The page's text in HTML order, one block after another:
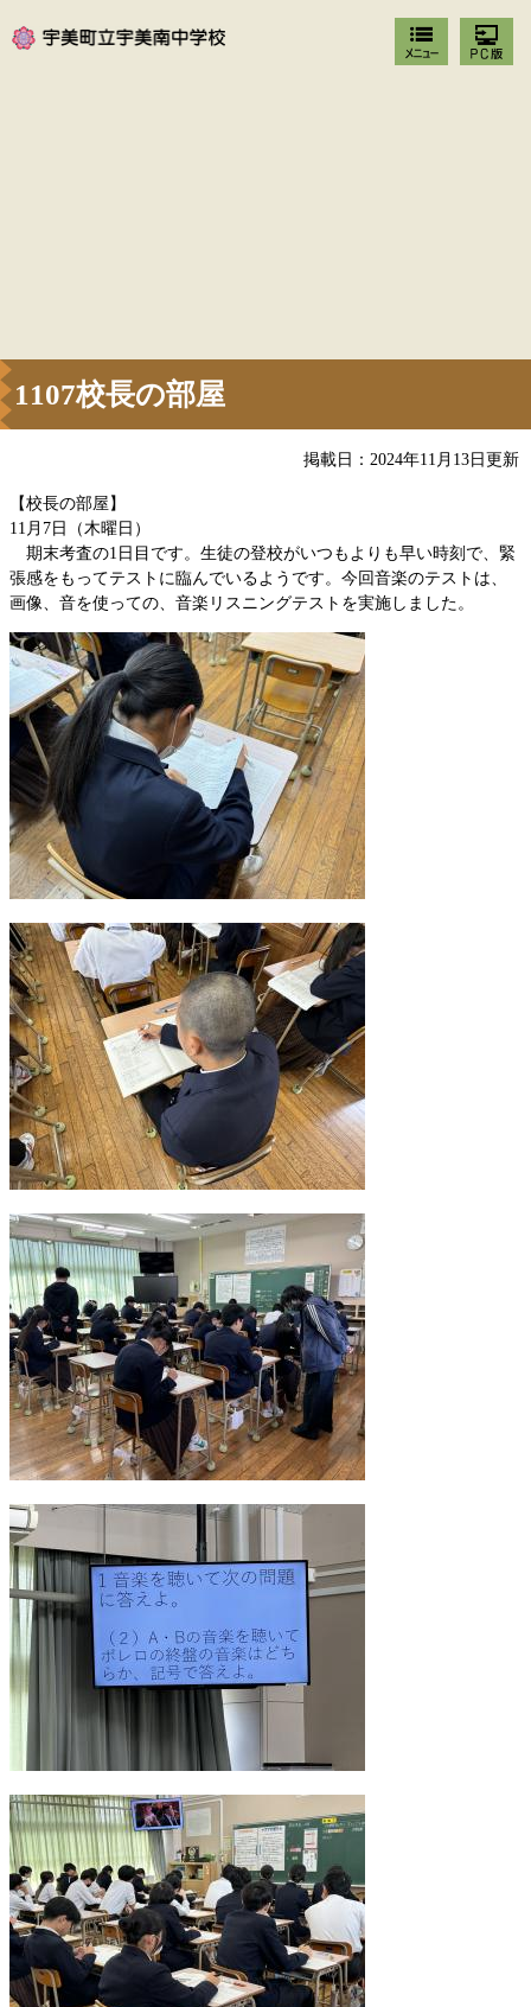
1107校長の部屋
掲載日：2024年11月13日更新
【校長の部屋】
11月7日（木曜日）
期末考査の1日目です。生徒の登校がいつもよりも早い時刻で、緊
張感をもってテストに臨んでいるようです。今回音楽のテストは、
画像、音を使っての、音楽リスニングテストを実施しました。